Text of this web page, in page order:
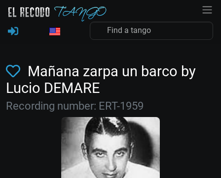
Mañana zarpa un barco by
Lucio DEMARE
Recording number: ERT-1959